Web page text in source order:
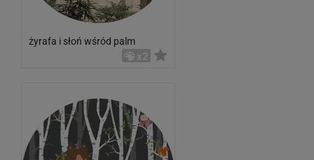
żyrafa i słoń wśród palm
x2